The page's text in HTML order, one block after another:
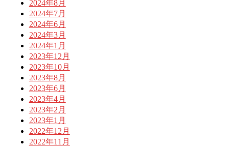
2024年8月
2024年7月
2024年6月
2024年3月
2024年1月
2023年12月
2023年10月
2023年8月
2023年6月
2023年4月
2023年2月
2023年1月
2022年12月
2022年11月